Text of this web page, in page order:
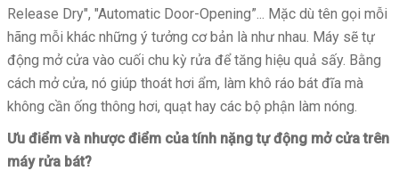
Release Dry", "Automatic Door-Opening”... Mặc dù tên gọi mỗi
hãng mỗi khác những ý tưởng cơ bản là như nhau. Máy sẽ tự
động mở cửa vào cuối chu kỳ rửa để tăng hiệu quả sấy. Bằng
cách mở cửa, nó giúp thoát hơi ẩm, làm khô ráo bát đĩa mà
không cần ống thông hơi, quạt hay các bộ phận làm nóng.
Ưu điểm và nhược điểm của tính nặng tự động mở cửa trên
máy rửa bát?